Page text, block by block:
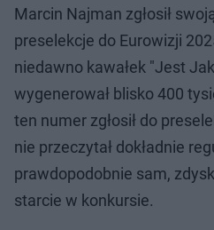
Marcin Najman zgłosił
preselekcje do Eurowizji
niedawno kawałek "Jest
wygenerował blisko 400
ten numer zgłosił do
nie przeczytał dokładnie
prawdopodobnie sam,
starcie w konkursie.